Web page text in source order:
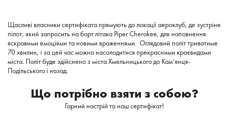
Щасливі власники сертифіката прямують до локації аероклуб, де зустріне
пілот, який запросить на борт літака Piper Cherokee, для наповнення
яскравими емоціями та новими враженнями. Оглядовий політ триватиме
70 хвилин, і за цей час можна насолодитися прекрасними краєвидами
міста. Політ буде здійснено з міста Хмельницького до Кам‘янця-
Подільського і назад.
Що потрібно взяти з собою?
Гарний настрій та наш сертифікат!